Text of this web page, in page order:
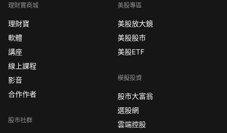
理財寶商城
理財寶
軟體
講座
線上課程
影音
合作作者
股市社群
美股專區
美股放大鏡
美股股市
美股ETF
模擬投資
股市大富翁
選股網
雲端控股